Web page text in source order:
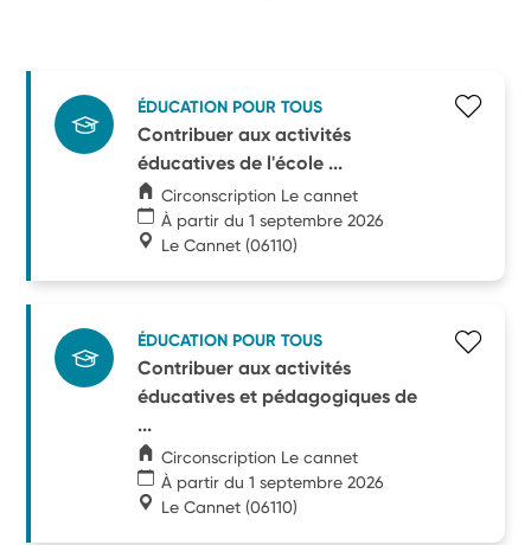
ÉDUCATION POUR TOUS
Contribuer aux activités
éducatives de l'école ...
Circonscription Le cannet
À partir du 1 septembre 2026
Le Cannet (06110)
ÉDUCATION POUR TOUS
Contribuer aux activités
éducatives et pédagogiques de
...
Circonscription Le cannet
À partir du 1 septembre 2026
Le Cannet (06110)